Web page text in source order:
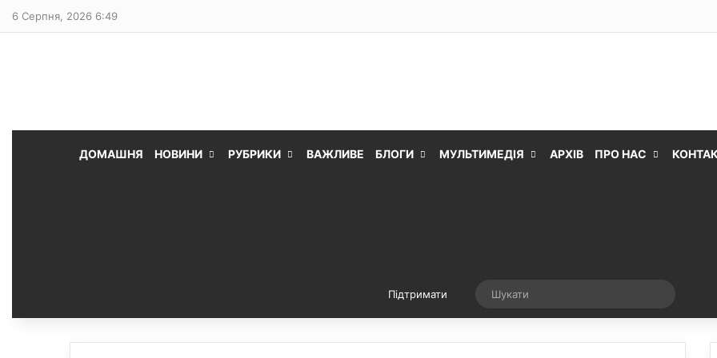
6 Серпня, 2026 6:49
ДОМАШНЯ НОВИНИ РУБРИКИ ВАЖЛИВЕ БЛОГИ МУЛЬТИМЕДІЯ АРХІВ ПРО НАС
Підтримати Випадкова стаття